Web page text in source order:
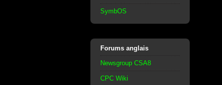
SymbOS
Forums anglais
Newsgroup CSA8
CPC Wiki